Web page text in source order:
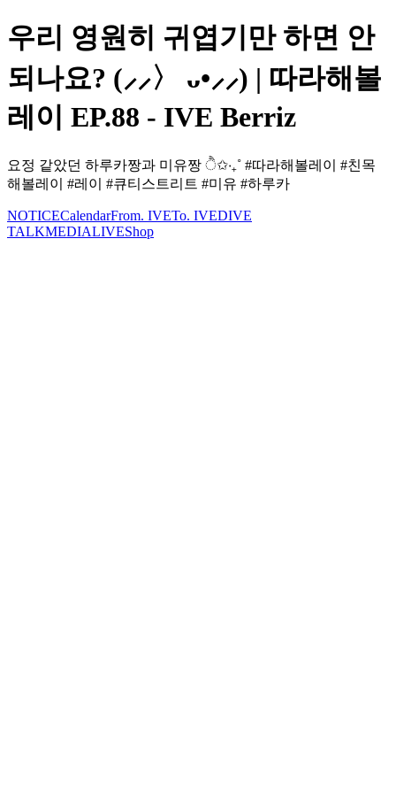
우리 영원히 귀엽기만 하면 안
되나요? (⸝⸝〉 ᴗ•⸝⸝) | 따라해볼
레이 EP.88 - IVE Berriz
요정 같았던 하루카짱과 미유짱 ੈ✩‧₊˚ #따라해볼레이 #친목
해볼레이 #레이 #큐티스트리트 #미유 #하루카
NOTICECalendarFrom. IVETo. IVEDIVE
TALKMEDIALIVEShop